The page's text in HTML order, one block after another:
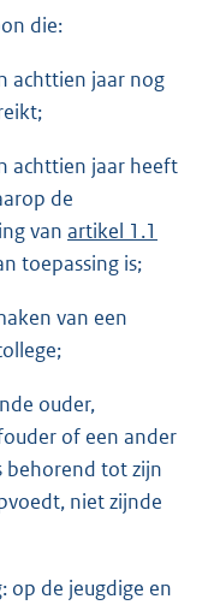
die:
achttien jaar nog
achttien jaar heeft
de
van artikel 1.1
toepassing is;
van een
ouder,
of een ander
behorend tot zijn
niet zijnde
op de jeugdige en